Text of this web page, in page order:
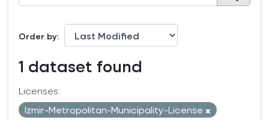
Order by
1 dataset found
Licenses:
Izmir-Metropolitan-Municipality-License